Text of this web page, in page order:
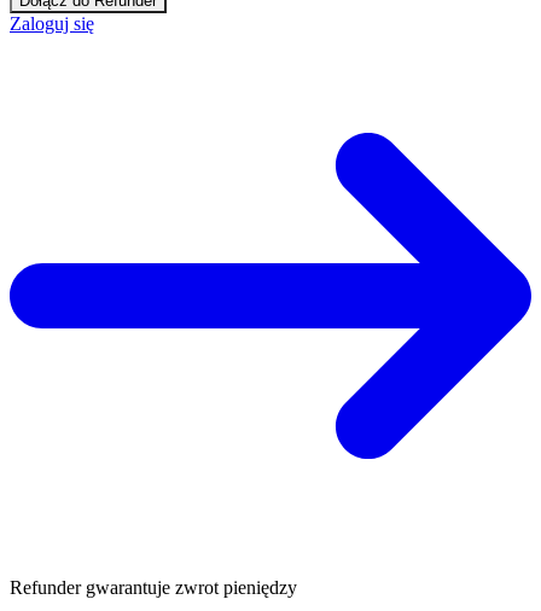
Zaloguj się
Refunder gwarantuje zwrot pieniędzy